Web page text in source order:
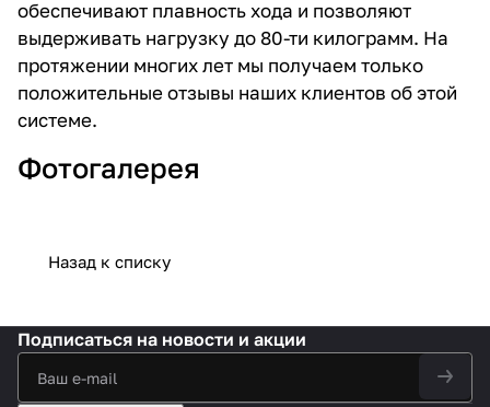
обеспечивают плавность хода и позволяют
выдерживать нагрузку до 80-ти килограмм. На
протяжении многих лет мы получаем только
положительные отзывы наших клиентов об этой
системе.
Фотогалерея
Назад к списку
Подписаться на новости и акции